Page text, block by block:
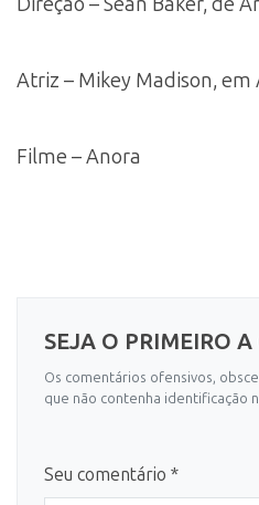
Atriz – Mikey Madison, em
Filme – Anora
SEJA O PRIMEIRO
Os comentários ofensivos,
que não contenha identificação
Seu comentário *